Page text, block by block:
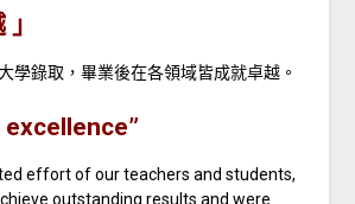
學錄取，畢業後在各領域皆成就卓越。
effort of our teachers and students,
outstanding results and were